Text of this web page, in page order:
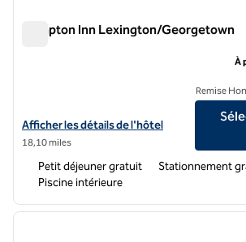
Hampton Inn Lexington/Georgetown
Afficher les détails de l'hôtel Hampton Inn
Afficher les détails de l'hôtel
18,10 miles
À
Remise
Petit déjeuner gratuit
Stationnement
Piscine intérieure
1 sur 12